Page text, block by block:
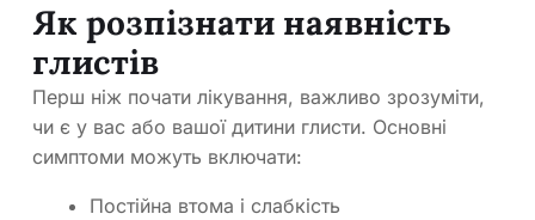
Як розпізнати наявність
глистів
Перш ніж почати лікування, важливо зрозуміти,
чи є у вас або вашої дитини глисти. Основні
симптоми можуть включати:
Постійна втома і слабкість